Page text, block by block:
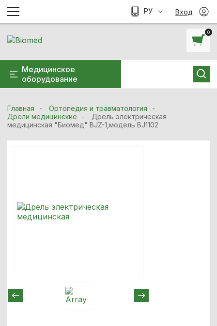
0
Медицинское
оборудование
РУ Вход
Главная
Ортопедия и травматология
Дрели медицинские
Дрель электрическая
медицинская "Биомед" BJZ-1,модель BJ1102